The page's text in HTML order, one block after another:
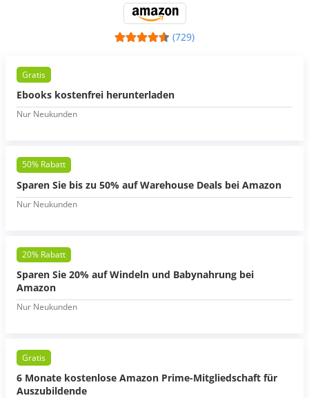
(729)
Gratis
Ebooks kostenfrei herunterladen
Nur Neukunden
50% Rabatt
Sparen Sie bis zu 50% auf Warehouse Deals bei Amazon
Nur Neukunden
20% Rabatt
Sparen Sie 20% auf Windeln und Babynahrung bei
Amazon
Nur Neukunden
Gratis
6 Monate kostenlose Amazon Prime-Mitgliedschaft für
Auszubildende